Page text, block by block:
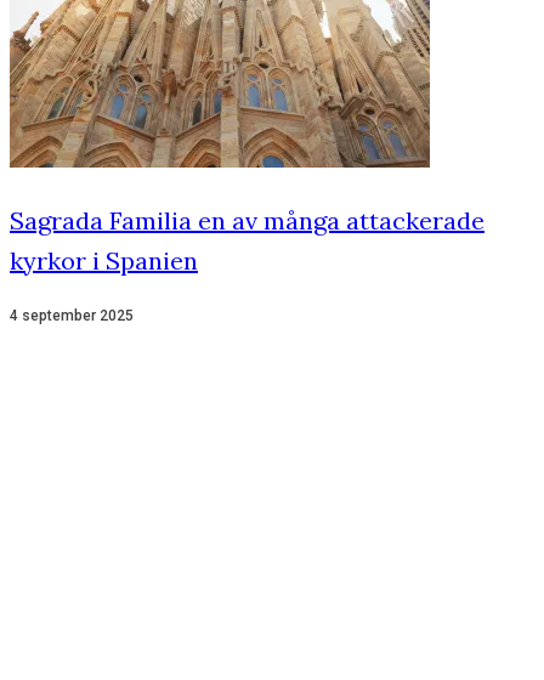
Sagrada Familia en av många attackerade
kyrkor i Spanien
4 september 2025